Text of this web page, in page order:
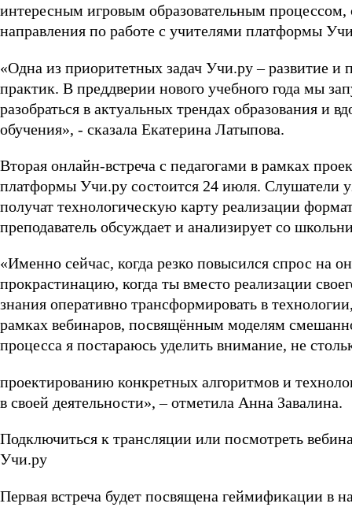
интересным игровым образовательным процессом,
направления по работе с учителями платформы
«Одна из приоритетных задач Учи.ру – развитие
практик. В преддверии нового учебного года мы
разобраться в актуальных трендах образования и
обучения», - сказала Екатерина Латыпова.
Вторая онлайн-встреча с педагогами в рамках
платформы Учи.ру состоится 24 июля. Слушатели
получат технологическую карту реализации
преподаватель обсуждает и анализирует со
«Именно сейчас, когда резко повысился спрос на
прокрастинацию, когда ты вместо реализации
знания оперативно трансформировать в
рамках вебинаров, посвящённым моделям
процесса я постараюсь уделить внимание, не
проектированию конкретных алгоритмов и
в своей деятельности», – отметила Анна Завалина.
Подключиться к трансляции или посмотреть
Учи.ру
Первая встреча будет посвящена геймификации в